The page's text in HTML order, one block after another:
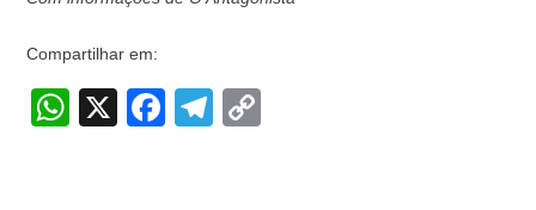
Compartilhar em:
W
X
F
T